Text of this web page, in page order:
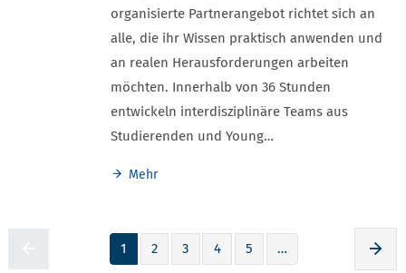
organisierte Partnerangebot richtet sich an
alle, die ihr Wissen praktisch anwenden und
an realen Herausforderungen arbeiten
möchten. Innerhalb von 36 Stunden
entwickeln interdisziplinäre Teams aus
Studierenden und Young…
Mehr
Zur voherigen Seite
1 2 3 4 5 …